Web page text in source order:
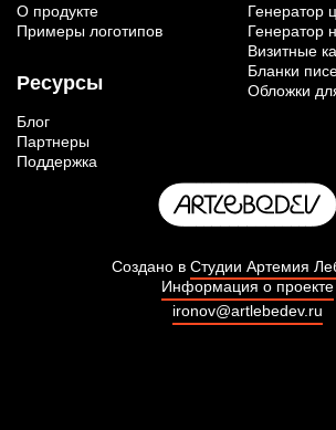
О продукте
Примеры логотипов
Ресурсы
Блог
Партнеры
Поддержка
Генератор
Генератор
Визитные
Бланки
Обложки
Создано в Студии Артемия
Информация о проекте
ironov@artlebedev.ru